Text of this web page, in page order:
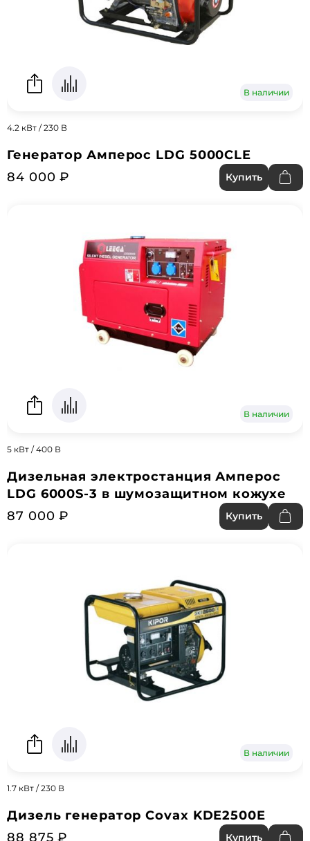
В наличии
4.2 кВт / 230 В
Генератор Амперос LDG 5000CLE
84 000 ₽
Купить
В наличии
5 кВт / 400 В
Дизельная электростанция Амперос
LDG 6000S-3 в шумозащитном кожухе
87 000 ₽
Купить
В наличии
1.7 кВт / 230 В
Дизель генератор Covax KDE2500E
88 875 ₽
Купить